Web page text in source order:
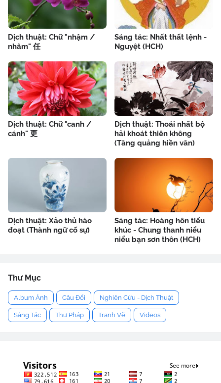
Dịch thuật: Chữ "nhậm /
nhâm" 任
Sáng tác: Nhất thất lệnh -
Nguyệt (HCH)
Dịch thuật: Chữ "canh /
cánh" 更
Dịch thuật: Thoái nhất bộ
hải khoát thiên không
(Tăng quảng hiền văn)
Dịch thuật: Xảo thủ hào
đoạt (Thành ngữ cố sự)
Sáng tác: Hoàng hôn tiểu
khúc - Chung thanh niểu
niểu bạn sơn thôn (HCH)
Thư Mục
Album Ảnh Câu Đối Nghiên Cứu - Dịch Thuật
Sáng Tác Thư Pháp Tranh Vẽ Videos